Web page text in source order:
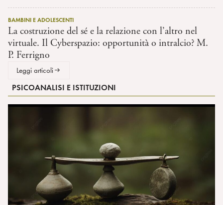
BAMBINI E ADOLESCENTI
La costruzione del sé e la relazione con l’altro nel
virtuale. Il Cyberspazio: opportunità o intralcio? M.
P. Ferrigno
Leggi articoli
PSICOANALISI E ISTITUZIONI